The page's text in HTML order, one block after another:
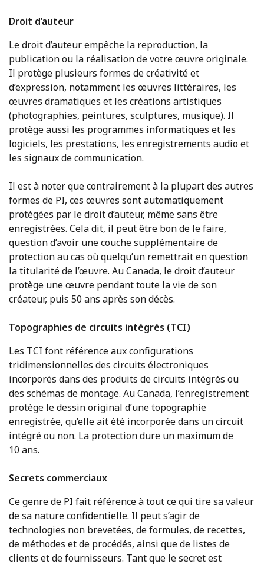
Droit d’auteur
Le droit d’auteur empêche la reproduction, la
publication ou la réalisation de votre œuvre originale.
Il protège plusieurs formes de créativité et
d’expression, notamment les œuvres littéraires, les
œuvres dramatiques et les créations artistiques
(photographies, peintures, sculptures, musique). Il
protège aussi les programmes informatiques et les
logiciels, les prestations, les enregistrements audio et
les signaux de communication.
Il est à noter que contrairement à la plupart des autres
formes de PI, ces œuvres sont automatiquement
protégées par le droit d’auteur, même sans être
enregistrées. Cela dit, il peut être bon de le faire,
question d’avoir une couche supplémentaire de
protection au cas où quelqu’un remettrait en question
la titularité de l’œuvre. Au Canada, le droit d’auteur
protège une œuvre pendant toute la vie de son
créateur, puis 50 ans après son décès.
Topographies de circuits intégrés (TCI)
Les TCI font référence aux configurations
tridimensionnelles des circuits électroniques
incorporés dans des produits de circuits intégrés ou
des schémas de montage. Au Canada, l’enregistrement
protège le dessin original d’une topographie
enregistrée, qu’elle ait été incorporée dans un circuit
intégré ou non. La protection dure un maximum de
10 ans.
Secrets commerciaux
Ce genre de PI fait référence à tout ce qui tire sa valeur
de sa nature confidentielle. Il peut s’agir de
technologies non brevetées, de formules, de recettes,
de méthodes et de procédés, ainsi que de listes de
clients et de fournisseurs. Tant que le secret est